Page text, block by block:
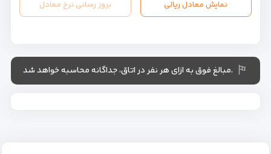
نمایش معادل ریالی بروز رسانی نرخ معادل
.مبالغ فوق به ازای هر نفر در اتاق، جداگانه محاسبه خواهد شد